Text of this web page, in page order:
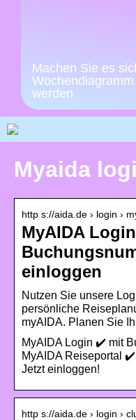
Machen Sie es
werden
Myaida
http s://aida.de › login ›
MyAIDA
einloggen
Nutzen Sie unsere
persönliche
myAIDA. Planen Sie
MyAIDA Login ✔️ mit
MyAIDA Reiseportal ✔️
Jetzt einloggen!
http s://aida.de › login ›